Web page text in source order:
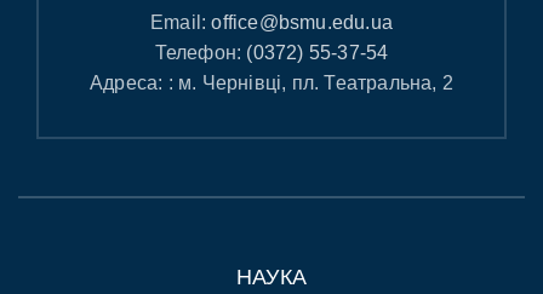
Email:office@bsmu.edu.ua
Телефон: (0372) 55-37-54
Адреса: : м. Чернівці, пл. Театральна, 2
НАУКА